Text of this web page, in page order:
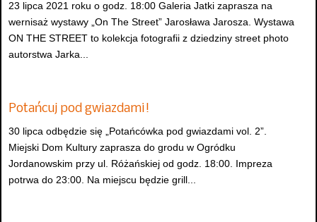
23 lipca 2021 roku o godz. 18:00 Galeria Jatki zaprasza na
wernisaż wystawy „On The Street” Jarosława Jarosza. Wystawa
ON THE STREET to kolekcja fotografii z dziedziny street photo
autorstwa Jarka...
Potańcuj pod gwiazdami!
30 lipca odbędzie się „Potańcówka pod gwiazdami vol. 2”.
Miejski Dom Kultury zaprasza do grodu w Ogródku
Jordanowskim przy ul. Różańskiej od godz. 18:00. Impreza
potrwa do 23:00. Na miejscu będzie grill...